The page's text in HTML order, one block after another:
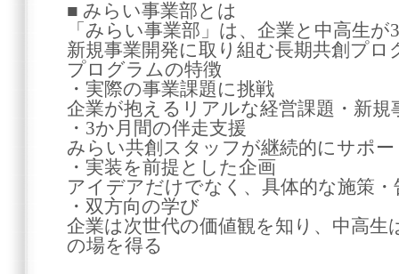
■ みらい事業部とは
「みらい事業部」は、企業と中高生
新規事業開発に取り組む長期共創プロ
プログラムの特徴
・実際の事業課題に挑戦
企業が抱えるリアルな経営課題・新
・3か月間の伴走支援
みらい共創スタッフが継続的にサポー
・実装を前提とした企画
アイデアだけでなく、具体的な施策
・双方向の学び
企業は次世代の価値観を知り、中高生
の場を得る